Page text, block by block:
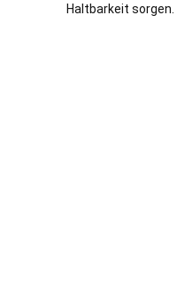
Haltbarkeit sorgen.